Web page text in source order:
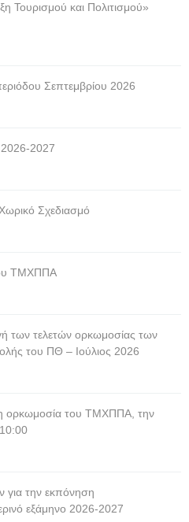
Τουρισμού και Πολιτισμού»
Σεπτεμβρίου 2026
2027
Σχεδιασμό
ΤΜΧΠΠΑ
των τελετών ορκωμοσίας των
του ΠΘ – Ιούλιος 2026
ορκωμοσία του ΤΜΧΠΠΑ, την
την εκπόνηση
εξάμηνο 2026-2027